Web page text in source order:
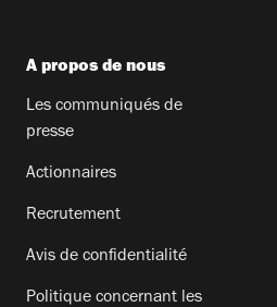
A propos de nous
Les communiqués de
presse
Actionnaires
Recrutement
Avis de confidentialité
Politique concernant les